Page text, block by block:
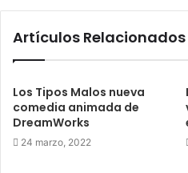
Artículos Relacionados
Los Tipos Malos nueva
comedia animada de
DreamWorks
24 marzo, 2022